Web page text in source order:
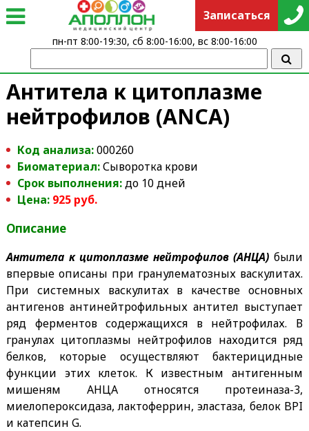
Антитела к цитоплазме
нейтрофилов (ANCA)
Код анализа:000260
Биоматериал:Сыворотка крови
Срок выполнения:до 10 дней
Цена: 925 руб.
Описание
Антитела к цитоплазме нейтрофилов (АНЦА) были
впервые описаны при гранулематозных васкулитах.
При системных васкулитах в качестве основных
антигенов антинейтрофильных антител выступает
ряд ферментов содержащихся в нейтрофилах. В
гранулах цитоплазмы нейтрофилов находится ряд
белков, которые осуществляют бактерицидные
функции этих клеток. К известным антигенным
мишеням АНЦА относятся протеиназа-3,
миелопероксидаза, лактоферрин, эластаза, белок BPI
и катепсин G.
Записаться
пн-пт 8:00-19:30, сб 8:00-16:00, вс 8:00-16:00